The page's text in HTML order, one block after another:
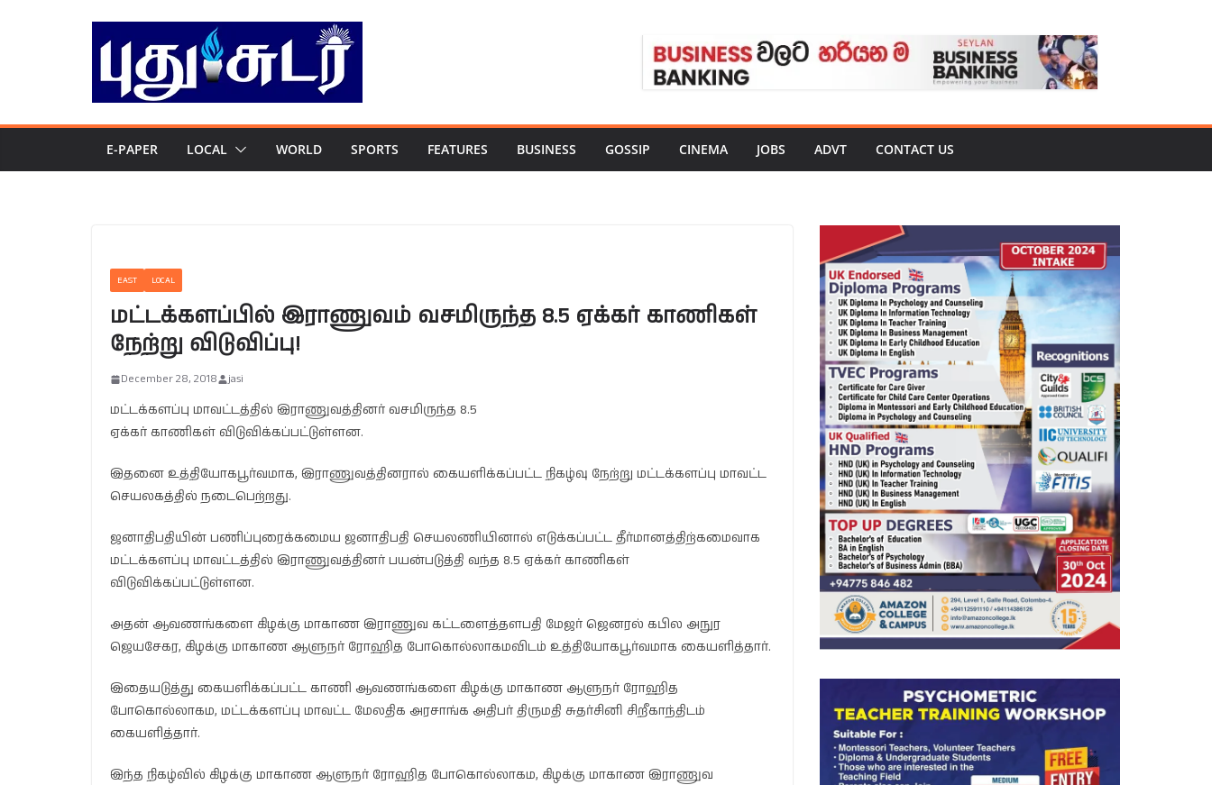
E-PAPER LOCAL WORLD SPORTS FEATURES BUSINESS GOSSIP CINEMA JOBS ADVT CONTACT US
EAST LOCAL
மட்டக்களப்பில் இராணுவம் வசமிருந்த 8.5 ஏக்கர் காணிகள்
நேற்று விடுவிப்பு!
December 28, 2018 jasi
மட்டக்களப்பு மாவட்டத்தில் இராணுவத்தினர் வசமிருந்த 8.5
ஏக்கர் காணிகள் விடுவிக்கப்பட்டுள்ளன.
இதனை உத்தியோகபூர்வமாக, இராணுவத்தினரால் கையளிக்கப்பட்ட நிகழ்வு நேற்று மட்டக்களப்பு மாவட்ட
செயலகத்தில் நடைபெற்றது.
ஜனாதிபதியின் பணிப்புரைக்கமைய ஜனாதிபதி செயலணியினால் எடுக்கப்பட்ட தீர்மானத்திற்கமைவாக
மட்டக்களப்பு மாவட்டத்தில் இராணுவத்தினர் பயன்படுத்தி வந்த 8.5 ஏக்கர் காணிகள்
விடுவிக்கப்பட்டுள்ளன.
அதன் ஆவணங்களை கிழக்கு மாகாண இராணுவ கட்டளைத்தளபதி மேஜர் ஜெனரல் கபில அநுர
ஜெயசேகர, கிழக்கு மாகாண ஆளுநர் ரோஹித போகொல்லாகமவிடம் உத்தியோகபூர்வமாக கையளித்தார்.
இதையடுத்து கையளிக்கப்பட்ட காணி ஆவணங்களை கிழக்கு மாகாண ஆளுநர் ரோஹித
போகொல்லாகம, மட்டக்களப்பு மாவட்ட மேலதிக அரசாங்க அதிபர் திருமதி சுதர்சினி சிறீகாந்திடம்
கையளித்தார்.
இந்த நிகழ்வில் கிழக்கு மாகாண ஆளுநர் ரோஹித போகொல்லாகம, கிழக்கு மாகாண இராணுவ